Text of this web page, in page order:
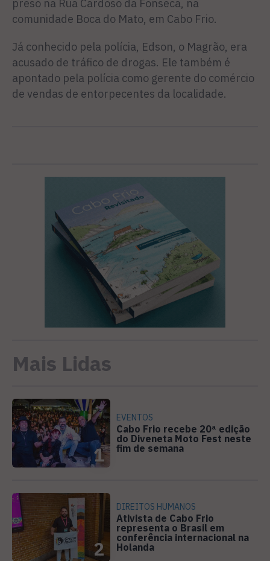
preso na Rua Cardoso da Fonseca, na
comunidade Boca do Mato, em Cabo Frio.
Já conhecido pela polícia, Edson, o Magrão, era
acusado de tráfico de drogas. Ele também é
apontado pela polícia como gerente do comércio
de vendas de entorpecentes da localidade.
Mais Lidas
1
EVENTOS
Cabo Frio recebe 20ª edição
do Diveneta Moto Fest neste
fim de semana
2
DIREITOS HUMANOS
Ativista de Cabo Frio
representa o Brasil em
conferência internacional na
Holanda